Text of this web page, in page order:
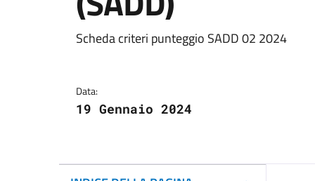
Dettagli del
Scheda criteri punteggio SADD 02 2024
Data:
19 Gennaio 2024